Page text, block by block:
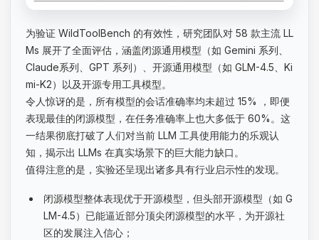
为验证 WildToolBench 的有效性，研究团队对 58 款主流 LL
Ms 展开了全面评估，涵盖闭源通用模型（如 Gemini 系列、
Claude系列、GPT 系列）、开源通用模型（如 GLM-4.5、Ki
mi-K2）以及开源专用工具模型。
令人惊讶的是，所有模型的会话准确率均未超过 15% ，即便
表现最佳的闭源模型，在任务准确率上也大多低于 60%。这
一结果彻底打破了人们对当前 LLM 工具使用能力的乐观认
知，揭示出 LLMs 在真实场景下的巨大能力缺口。
值得注意的是，实验还呈现出诸多具有行业启示性的发现。
闭源模型整体表现优于开源模型，但头部开源模型（如 G
LM-4.5）已能逼近部分顶尖闭源模型的水平，为开源社
区的发展注入信心；